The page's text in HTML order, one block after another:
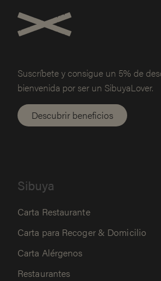
Suscríbete y consigue un 5% de
bienvenida por ser un SibuyaLover.
Descubrir beneficios
Sibuya
Carta Restaurante
Carta para Recoger & Domicilio
Carta Alérgenos
Restaurantes